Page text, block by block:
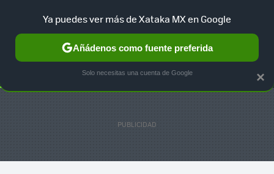
SELECCIÓN GAMING HOME AUTO TERRITORIO
×
Ya puedes ver más de Xataka MX en Google
Añádenos como fuente preferida
Solo necesitas una cuenta de Google